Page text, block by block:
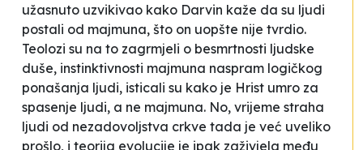
užasnuto uzvikivao kako Darvin kaže da su ljudi
postali od majmuna, što on uopšte nije tvrdio.
Teolozi su na to zagrmjeli o besmrtnosti ljudske
duše, instinktivnosti majmuna naspram logičkog
ponašanja ljudi, isticali su kako je Hrist umro za
spasenje ljudi, a ne majmuna. No, vrijeme straha
ljudi od nezadovoljstva crkve tada je već uveliko
prošlo, i teorija evolucije je ipak zaživjela među